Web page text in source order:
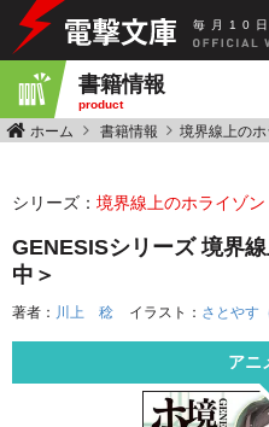
毎 月 10 日
書籍情報
product
ホーム 書籍情報 境界線上の
シリーズ： 境界線上のホライゾン
GENESISシリーズ 境界
中＞
著者： 川上 稔 イラスト： さとやす
アニ